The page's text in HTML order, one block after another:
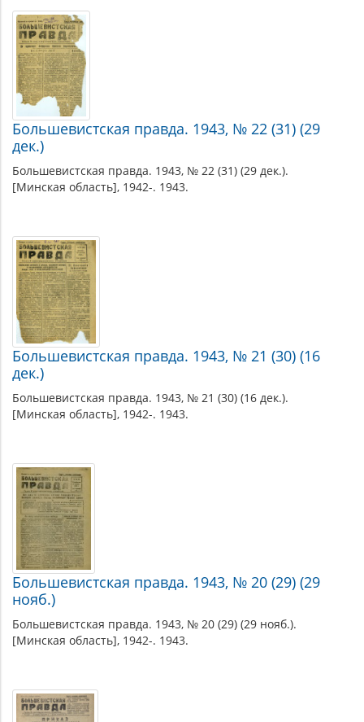
Большевистская правда. 1943, № 22 (31) (29
дек.)
Большевистская правда. 1943, № 22 (31) (29 дек.).
[Минская область], 1942-. 1943.
Большевистская правда. 1943, № 21 (30) (16
дек.)
Большевистская правда. 1943, № 21 (30) (16 дек.).
[Минская область], 1942-. 1943.
Большевистская правда. 1943, № 20 (29) (29
нояб.)
Большевистская правда. 1943, № 20 (29) (29 нояб.).
[Минская область], 1942-. 1943.